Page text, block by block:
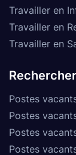
Travailler en
Travailler en
Travailler en
Postes
Postes
Postes
Postes